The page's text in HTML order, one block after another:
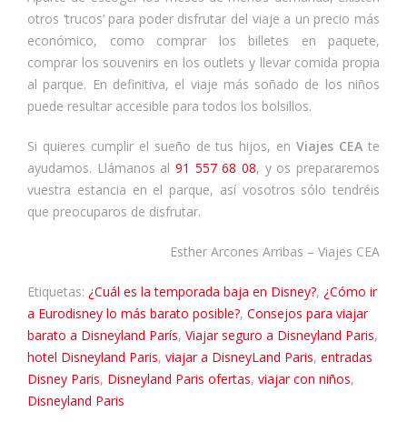
otros ‘trucos’ para poder disfrutar del viaje a un precio más
económico, como comprar los billetes en paquete,
comprar los souvenirs en los outlets y llevar comida propia
al parque. En definitiva, el viaje más soñado de los niños
puede resultar accesible para todos los bolsillos.
Si quieres cumplir el sueño de tus hijos, enViajes CEA te
ayudamos. Llámanos al 91 557 68 08, y os prepararemos
vuestra estancia en el parque, así vosotros sólo tendréis
que preocuparos de disfrutar.
Esther Arcones Arribas – Viajes CEA
Etiquetas: ¿Cuál es la temporada baja en Disney?, ¿Cómo ir
a Eurodisney lo más barato posible?, Consejos para viajar
barato a Disneyland París, Viajar seguro a Disneyland Paris,
hotel Disneyland Paris, viajar a DisneyLand Paris, entradas
Disney Paris, Disneyland Paris ofertas, viajar con niños,
Disneyland Paris